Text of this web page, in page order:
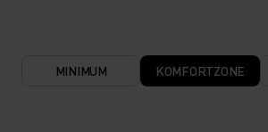
MINIMUM KOMFORTZONE